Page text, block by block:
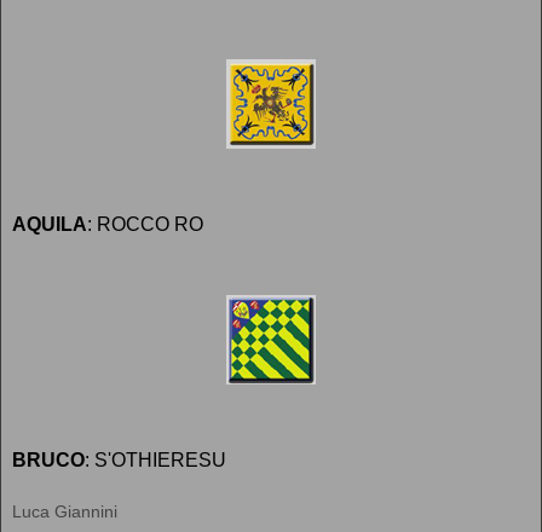
AQUILA: ROCCO RO
BRUCO: S'OTHIERESU
Luca Giannini